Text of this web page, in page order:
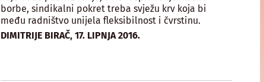
borbe, sindikalni pokret treba svježu krv koja bi
među radništvo unijela fleksibilnost i čvrstinu.
DIMITRIJE BIRAČ,17. LIPNJA 2016.